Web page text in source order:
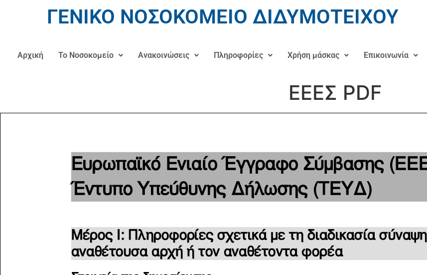
ΓΕΝΙΚΟ ΝΟΣΟΚΟΜΕΙΟ ΔΙΔΥΜΟΤΕΙΧΟΥ
Αρχική Το Νοσοκομείο Ανακοινώσεις Πληροφορίες Χρήση μάσκας Επικοινωνία
ΕΕΕΣ PDF